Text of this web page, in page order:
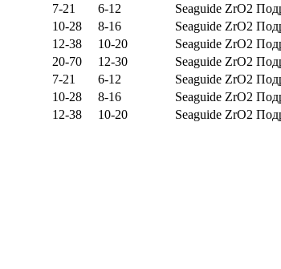
7-21 6-12 Seaguide ZrO2
10-28 8-16 Seaguide ZrO2
12-38 10-20 Seaguide ZrO2
20-70 12-30 Seaguide ZrO2
7-21 6-12 Seaguide ZrO2
10-28 8-16 Seaguide ZrO2
12-38 10-20 Seaguide ZrO2